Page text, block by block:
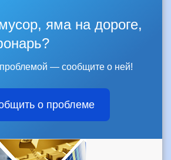
яма на дороге,
— сообщите о ней!
о проблеме